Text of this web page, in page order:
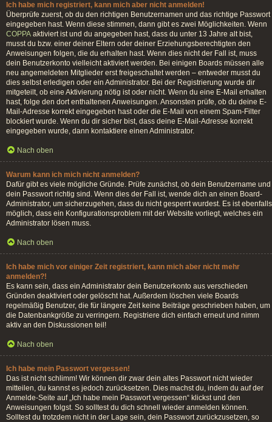
Ich habe mich registriert, kann mich aber nicht anmelden!
Überprüfe zuerst, ob du den richtigen Benutzernamen und das richtige Passwort
eingegeben hast. Wenn diese stimmen, dann gibt es zwei Möglichkeiten. Wenn
COPPA aktiviert ist und du angegeben hast, dass du unter 13 Jahre alt bist,
musst du bzw. einer deiner Eltern oder deiner Erziehungsberechtigten den
Anweisungen folgen, die du erhalten hast. Wenn dies nicht der Fall ist, muss
dein Benutzerkonto vielleicht aktiviert werden. Bei einigen Boards müssen alle
neu angemeldeten Mitglieder erst freigeschaltet werden – entweder musst du
dies selbst erledigen oder ein Administrator. Bei der Registrierung wurde dir
mitgeteilt, ob eine Aktivierung nötig ist oder nicht. Wenn du eine E-Mail erhalten
hast, folge den dort enthaltenen Anweisungen. Ansonsten prüfe, ob du deine E-
Mail-Adresse korrekt eingegeben hast oder die E-Mail von einem Spam-Filter
blockiert wurde. Wenn du dir sicher bist, dass deine E-Mail-Adresse korrekt
eingegeben wurde, dann kontaktiere einen Administrator.
Nach oben
Warum kann ich mich nicht anmelden?
Dafür gibt es viele mögliche Gründe. Prüfe zunächst, ob dein Benutzername und
dein Passwort richtig sind. Wenn dies der Fall ist, wende dich an einen Board-
Administrator, um sicherzugehen, dass du nicht gesperrt wurdest. Es ist ebenfalls
möglich, dass ein Konfigurationsproblem mit der Website vorliegt, welches ein
Administrator lösen muss.
Nach oben
Ich habe mich vor einiger Zeit registriert, kann mich aber nicht mehr
anmelden?!
Es kann sein, dass ein Administrator dein Benutzerkonto aus verschieden
Gründen deaktiviert oder gelöscht hat. Außerdem löschen viele Boards
regelmäßig Benutzer, die für längere Zeit keine Beiträge geschrieben haben, um
die Datenbankgröße zu verringern. Registriere dich einfach erneut und nimm
aktiv an den Diskussionen teil!
Nach oben
Ich habe mein Passwort vergessen!
Das ist nicht schlimm! Wir können dir zwar dein altes Passwort nicht wieder
mitteilen, du kannst es jedoch zurücksetzen. Dies machst du, indem du auf der
Anmelde-Seite auf „Ich habe mein Passwort vergessen“ klickst und den
Anweisungen folgst. So solltest du dich schnell wieder anmelden können.
Solltest du trotzdem nicht in der Lage sein, dein Passwort zurückzusetzen, so